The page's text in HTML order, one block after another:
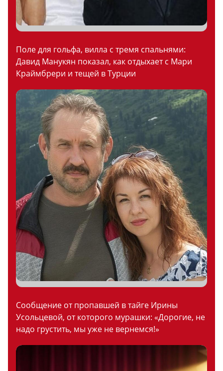
Поле для гольфа, вилла с тремя спальнями:
Давид Манукян показал, как отдыхает с Мари
Краймбрери и тещей в Турции
Сообщение от пропавшей в тайге Ирины
Усольцевой, от которого мурашки: «Дорогие, не
надо грустить, мы уже не вернемся!»